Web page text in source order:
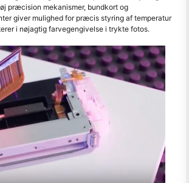
præcision mekanismer, bundkort og
giver mulighed for præcis styring af temperatur
i nøjagtig farvegengivelse i trykte fotos.